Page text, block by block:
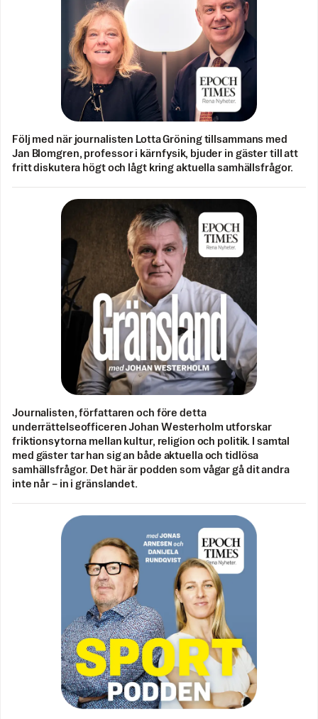
Följ med när journalisten Lotta Gröning tillsammans med
Jan Blomgren, professor i kärnfysik, bjuder in gäster till att
fritt diskutera högt och lågt kring aktuella samhällsfrågor.
Journalisten, författaren och före detta
underrättelseofficeren Johan Westerholm utforskar
friktionsytorna mellan kultur, religion och politik. I samtal
med gäster tar han sig an både aktuella och tidlösa
samhällsfrågor. Det här är podden som vågar gå dit andra
inte når – in i gränslandet.